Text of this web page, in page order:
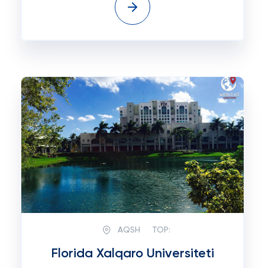
AQSH TOP:
Florida Xalqaro Universiteti